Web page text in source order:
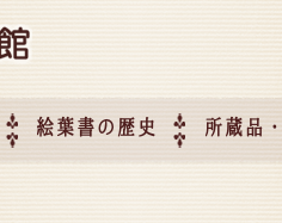
絵葉書の歴史 所蔵品